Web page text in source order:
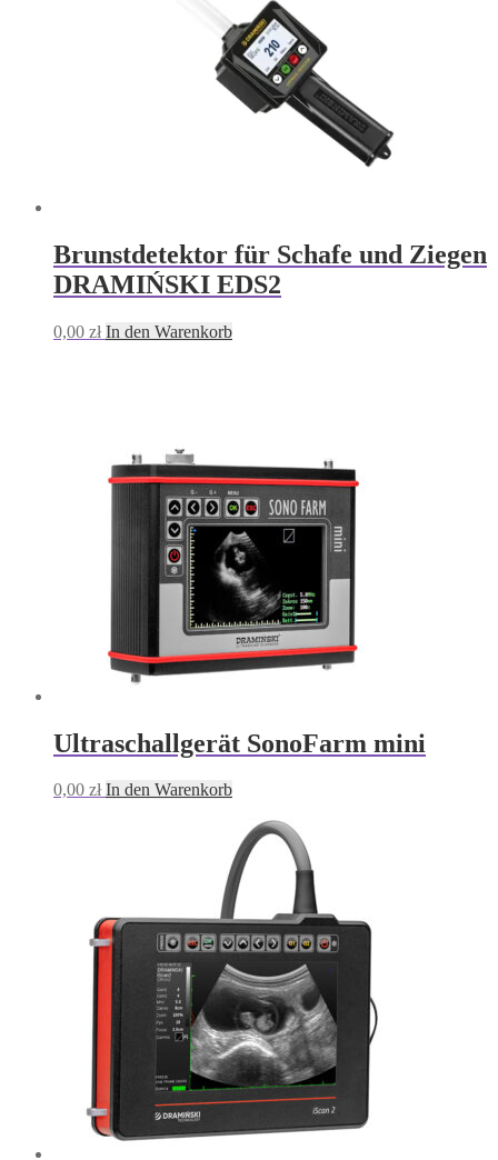
Brunstdetektor für Schafe und Ziegen
DRAMIŃSKI EDS2
0,00 zł In den Warenkorb
Ultraschallgerät SonoFarm mini
0,00 zł In den Warenkorb